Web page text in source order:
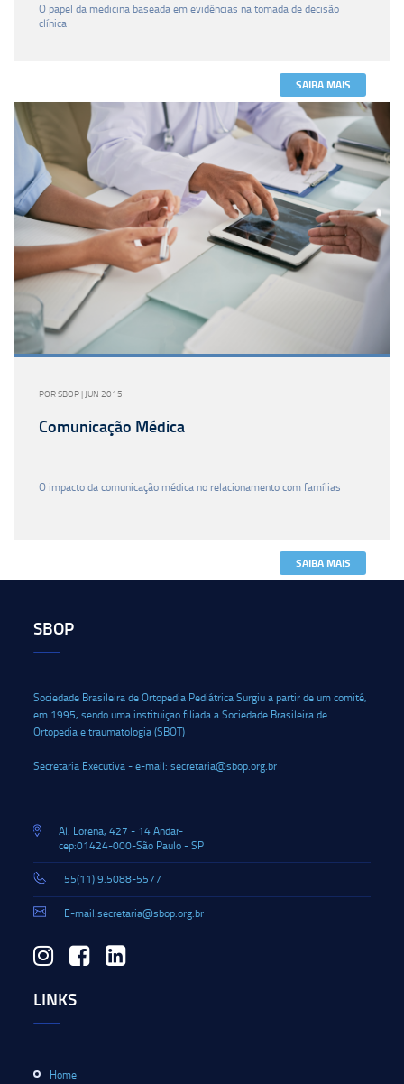
O papel da medicina baseada em evidências na tomada de decisão
clínica
SAIBA MAIS
POR SBOP | JUN 2015
Comunicação Médica
O impacto da comunicação médica no relacionamento com famílias
SAIBA MAIS
SBOP
Sociedade Brasileira de Ortopedia Pediátrica Surgiu a partir de um comitê,
em 1995, sendo uma instituiçao filiada a Sociedade Brasileira de
Ortopedia e traumatologia (SBOT)
Secretaria Executiva - e-mail: secretaria@sbop.org.br
Al. Lorena, 427 - 14 Andar-
cep:01424-000-São Paulo - SP
55(11) 9.5088-5577
E-mail:secretaria@sbop.org.br
LINKS
Home